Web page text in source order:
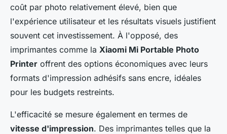
coût par photo relativement élevé, bien que
l'expérience utilisateur et les résultats visuels justifient
souvent cet investissement. À l'opposé, des
imprimantes comme la Xiaomi Mi Portable Photo
Printer offrent des options économiques avec leurs
formats d'impression adhésifs sans encre, idéales
pour les budgets restreints.
L'efficacité se mesure également en termes de
vitesse d'impression. Des imprimantes telles que la